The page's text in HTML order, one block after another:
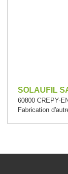
SOLAUFIL
60800 CREPY-
Fabrication